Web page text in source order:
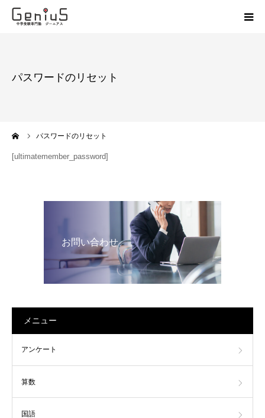
パスワードのリセット
パスワードのリセット
[ultimatemember_password]
お問い合わせ
メニュー
アンケート
算数
国語
志望校別特訓
お問い合わせ